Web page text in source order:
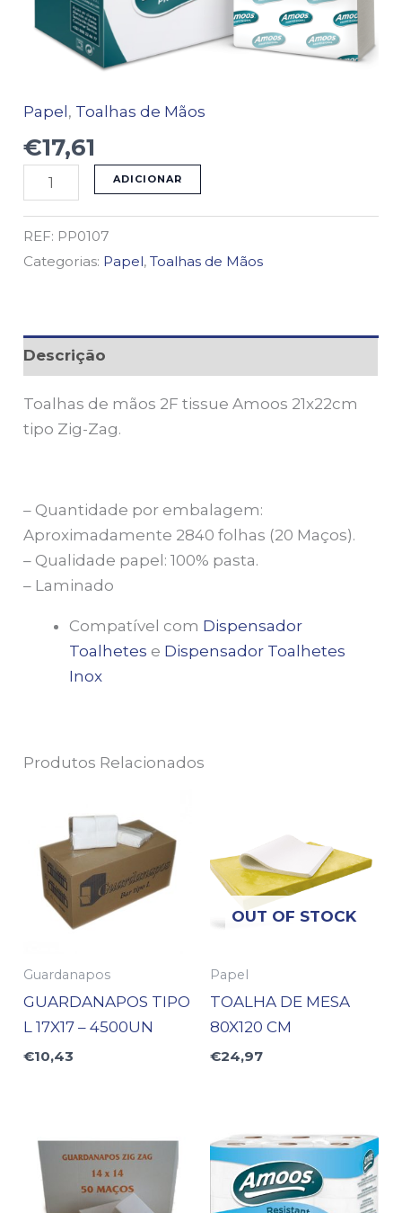
Papel, Toalhas de Mãos
€17,61
ADICIONAR
REF: PP0107
Categorias: Papel,Toalhas de Mãos
Descrição
Toalhas de mãos 2F tissue Amoos 21x22cm
tipo Zig-Zag.
– Quantidade por embalagem:
Aproximadamente 2840 folhas (20 Maços).
– Qualidade papel: 100% pasta.
– Laminado
Compatível com Dispensador
Toalhetes e Dispensador Toalhetes
Inox
Produtos Relacionados
Guardanapos
GUARDANAPOS TIPO
L 17X17 – 4500UN
€10,43
OUT OF STOCK
Papel
TOALHA DE MESA
80X120 CM
€24,97